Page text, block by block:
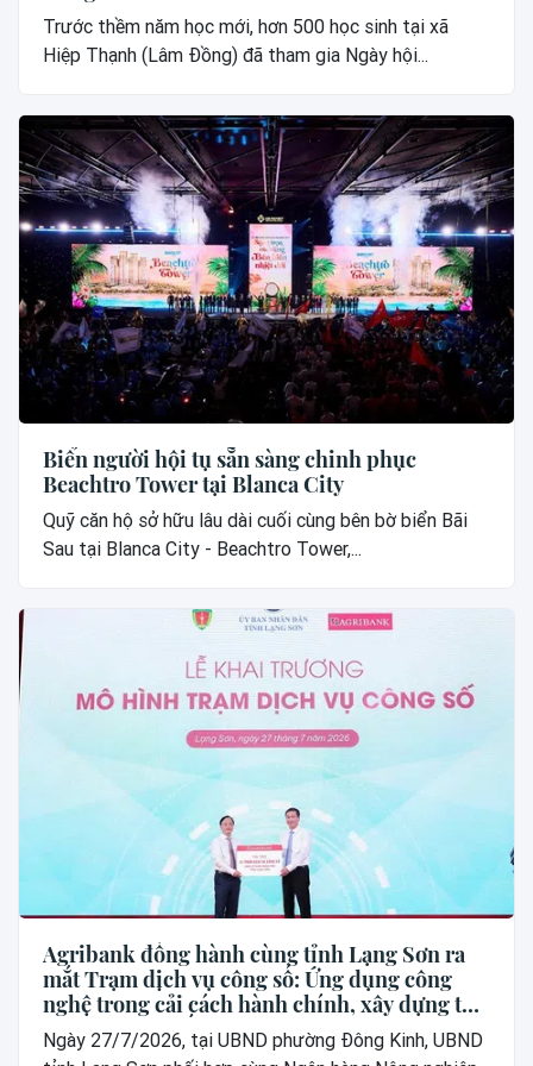
Trước thềm năm học mới, hơn 500 học sinh tại xã
Hiệp Thạnh (Lâm Đồng) đã tham gia Ngày hội...
Biển người hội tụ sẵn sàng chinh phục
Beachtro Tower tại Blanca City
Quỹ căn hộ sở hữu lâu dài cuối cùng bên bờ biển Bãi
Sau tại Blanca City - Beachtro Tower,...
Agribank đồng hành cùng tỉnh Lạng Sơn ra
mắt Trạm dịch vụ công số: Ứng dụng công
nghệ trong cải cách hành chính, xây dựng thế
hệ “công dân số”
Ngày 27/7/2026, tại UBND phường Đông Kinh, UBND